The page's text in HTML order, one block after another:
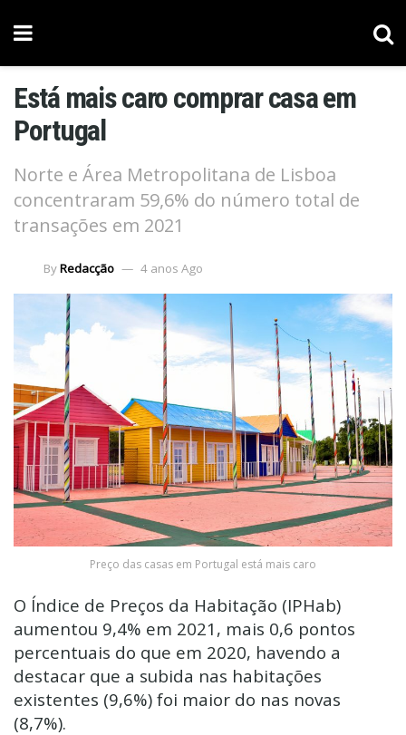
Está mais caro comprar casa em
Portugal
Norte e Área Metropolitana de Lisboa
concentraram 59,6% do número total de
transações em 2021
ByRedacção 4 anos Ago
Preço das casas em Portugal está mais caro
O Índice de Preços da Habitação (IPHab)
aumentou 9,4% em 2021, mais 0,6 pontos
percentuais do que em 2020, havendo a
destacar que a subida nas habitações
existentes (9,6%) foi maior do nas novas
(8,7%).